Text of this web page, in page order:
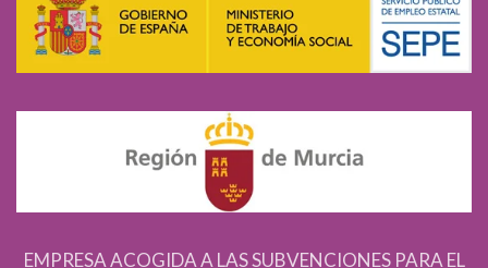
EMPRESA ACOGIDA A LAS SUBVENCIONES PARA EL